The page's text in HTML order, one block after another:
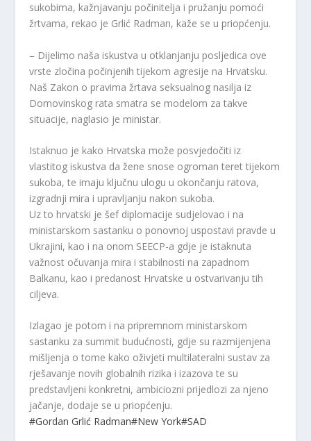
sukobima, kažnjavanju počinitelja i pružanju pomoći
žrtvama, rekao je Grlić Radman, kaže se u priopćenju.
– Dijelimo naša iskustva u otklanjanju posljedica ove
vrste zločina počinjenih tijekom agresije na Hrvatsku.
Naš Zakon o pravima žrtava seksualnog nasilja iz
Domovinskog rata smatra se modelom za takve
situacije, naglasio je ministar.
Istaknuo je kako Hrvatska može posvjedočiti iz
vlastitog iskustva da žene snose ogroman teret tijekom
sukoba, te imaju ključnu ulogu u okončanju ratova,
izgradnji mira i upravljanju nakon sukoba.
Uz to hrvatski je šef diplomacije sudjelovao i na
ministarskom sastanku o ponovnoj uspostavi pravde u
Ukrajini, kao i na onom SEECP-a gdje je istaknuta
važnost očuvanja mira i stabilnosti na zapadnom
Balkanu, kao i predanost Hrvatske u ostvarivanju tih
ciljeva.
Izlagao je potom i na pripremnom ministarskom
sastanku za summit budućnosti, gdje su razmijenjena
mišljenja o tome kako oživjeti multilateralni sustav za
rješavanje novih globalnih rizika i izazova te su
predstavljeni konkretni, ambiciozni prijedlozi za njeno
jačanje, dodaje se u priopćenju.
#Gordan Grlić Radman#New York#SAD